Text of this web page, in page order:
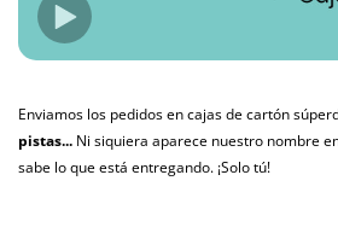
Enviamos los pedidos en cajas de cartón
pistas... Ni siquiera aparece nuestro nombre
sabe lo que está entregando. ¡Solo tú!